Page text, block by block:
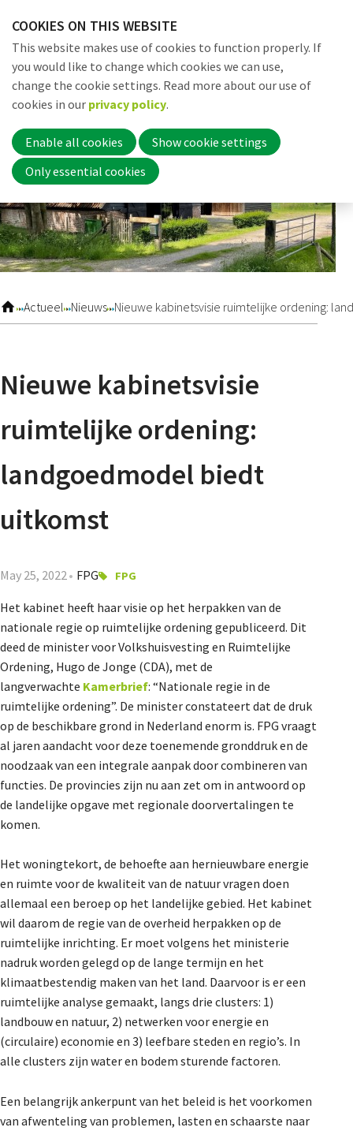
links
Jump
to
navigation
to
main
content
Actueel Nieuws Nieuwe kabinetsvisie ruimtelijke ordening:
Nieuwe kabinetsvisie
ruimtelijke ordening:
landgoedmodel biedt
uitkomst
May 25, 2022 FPG FPG
Het kabinet heeft haar visie op het herpakken van de
nationale regie op ruimtelijke ordening gepubliceerd. Dit
deed de minister voor Volkshuisvesting en Ruimtelijke
Ordening, Hugo de Jonge (CDA), met de
langverwachte Kamerbrief: “Nationale regie in de
ruimtelijke ordening”. De minister constateert dat de druk
op de beschikbare grond in Nederland enorm is. FPG vraagt
al jaren aandacht voor deze toenemende gronddruk en de
noodzaak van een integrale aanpak door combineren van
functies. De provincies zijn nu aan zet om in antwoord op
de landelijke opgave met regionale doorvertalingen te
komen.
Het woningtekort, de behoefte aan hernieuwbare energie
en ruimte voor de kwaliteit van de natuur vragen doen
allemaal een beroep op het landelijke gebied. Het kabinet
wil daarom de regie van de overheid herpakken op de
ruimtelijke inrichting. Er moet volgens het ministerie
nadruk worden gelegd op de lange termijn en het
klimaatbestendig maken van het land. Daarvoor is er een
ruimtelijke analyse gemaakt, langs drie clusters: 1)
landbouw en natuur, 2) netwerken voor energie en
(circulaire) economie en 3) leefbare steden en regio’s. In
alle clusters zijn water en bodem sturende factoren.
Een belangrijk ankerpunt van het beleid is het voorkomen
van afwenteling van problemen, lasten en schaarste naar
Home
Nieuwsbrief
Dossiers
De Landeigenaar
Contact
COOKIES ON THIS WEBSITE
This website makes use of cookies to function properly. If
you would like to change which cookies we can use,
change the cookie settings. Read more about our use of
cookies in our privacy policy.
Enable all cookies
Show cookie settings
Only essential cookies